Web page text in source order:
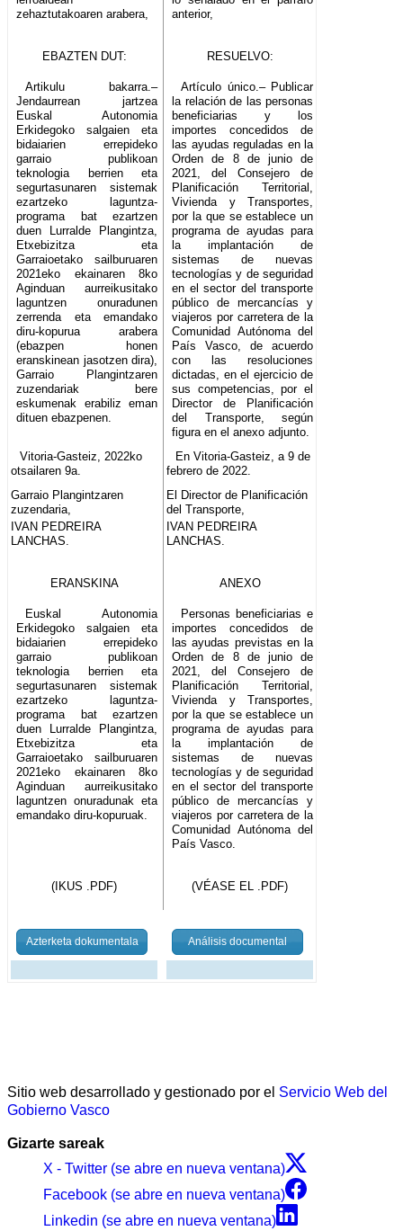
zehaztutakoaren arabera,
anterior,
EBAZTEN DUT: RESUELVO:
Artikulu bakarra.–
Jendaurrean jartzea
Euskal Autonomia
Erkidegoko salgaien eta
bidaiarien errepideko
garraio publikoan
teknologia berrien eta
segurtasunaren sistemak
ezartzeko laguntza-
programa bat ezartzen
duen Lurralde Plangintza,
Etxebizitza eta
Garraioetako sailburuaren
2021eko ekainaren 8ko
Aginduan aurreikusitako
laguntzen onuradunen
zerrenda eta emandako
diru-kopurua arabera
(ebazpen honen
eranskinean jasotzen dira),
Garraio Plangintzaren
zuzendariak bere
eskumenak erabiliz eman
dituen ebazpenen.
Artículo único.– Publicar
la relación de las personas
beneficiarias y los
importes concedidos de
las ayudas reguladas en la
Orden de 8 de junio de
2021, del Consejero de
Planificación Territorial,
Vivienda y Transportes,
por la que se establece un
programa de ayudas para
la implantación de
sistemas de nuevas
tecnologías y de seguridad
en el sector del transporte
público de mercancías y
viajeros por carretera de la
Comunidad Autónoma del
País Vasco, de acuerdo
con las resoluciones
dictadas, en el ejercicio de
sus competencias, por el
Director de Planificación
del Transporte, según
figura en el anexo adjunto.
Vitoria-Gasteiz, 2022ko
otsailaren 9a.
En Vitoria-Gasteiz, a 9 de
febrero de 2022.
Garraio Plangintzaren
zuzendaria,
El Director de Planificación
del Transporte,
IVAN PEDREIRA
LANCHAS.
IVAN PEDREIRA
LANCHAS.
ERANSKINA ANEXO
Euskal Autonomia
Erkidegoko salgaien eta
bidaiarien errepideko
garraio publikoan
teknologia berrien eta
segurtasunaren sistemak
ezartzeko laguntza-
programa bat ezartzen
duen Lurralde Plangintza,
Etxebizitza eta
Garraioetako sailburuaren
2021eko ekainaren 8ko
Aginduan aurreikusitako
laguntzen onuradunak eta
emandako diru-kopuruak.
Personas beneficiarias e
importes concedidos de
las ayudas previstas en la
Orden de 8 de junio de
2021, del Consejero de
Planificación Territorial,
Vivienda y Transportes,
por la que se establece un
programa de ayudas para
la implantación de
sistemas de nuevas
tecnologías y de seguridad
en el sector del transporte
público de mercancías y
viajeros por carretera de la
Comunidad Autónoma del
País Vasco.
(IKUS .PDF) (VÉASE EL .PDF)
Azterketa dokumentala Análisis documental
Sitio web desarrollado y gestionado por el Servicio Web del
Gobierno Vasco
Gizarte sareak
X - Twitter (se abre en nueva ventana)
Facebook (se abre en nueva ventana)
Linkedin (se abre en nueva ventana)